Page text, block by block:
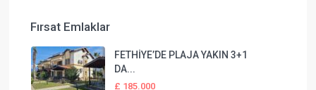
Fırsat Emlaklar
FETHİYE’DE PLAJA YAKIN 3+1
DA...
£ 185.000